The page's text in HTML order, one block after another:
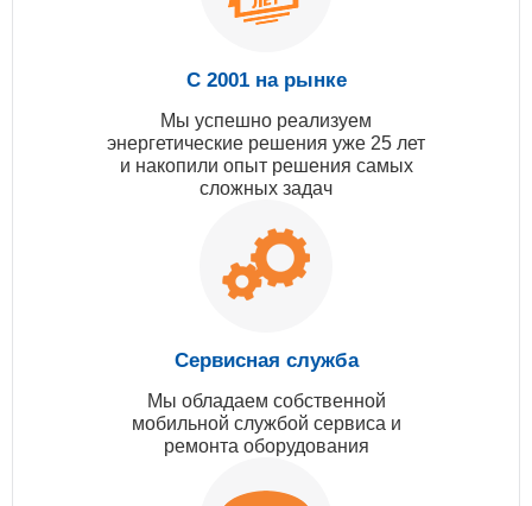
С 2001 на рынке
Мы успешно реализуем
энергетические решения уже 25 лет
и накопили опыт решения самых
сложных задач
Сервисная служба
Мы обладаем собственной
мобильной службой сервиса и
ремонта оборудования